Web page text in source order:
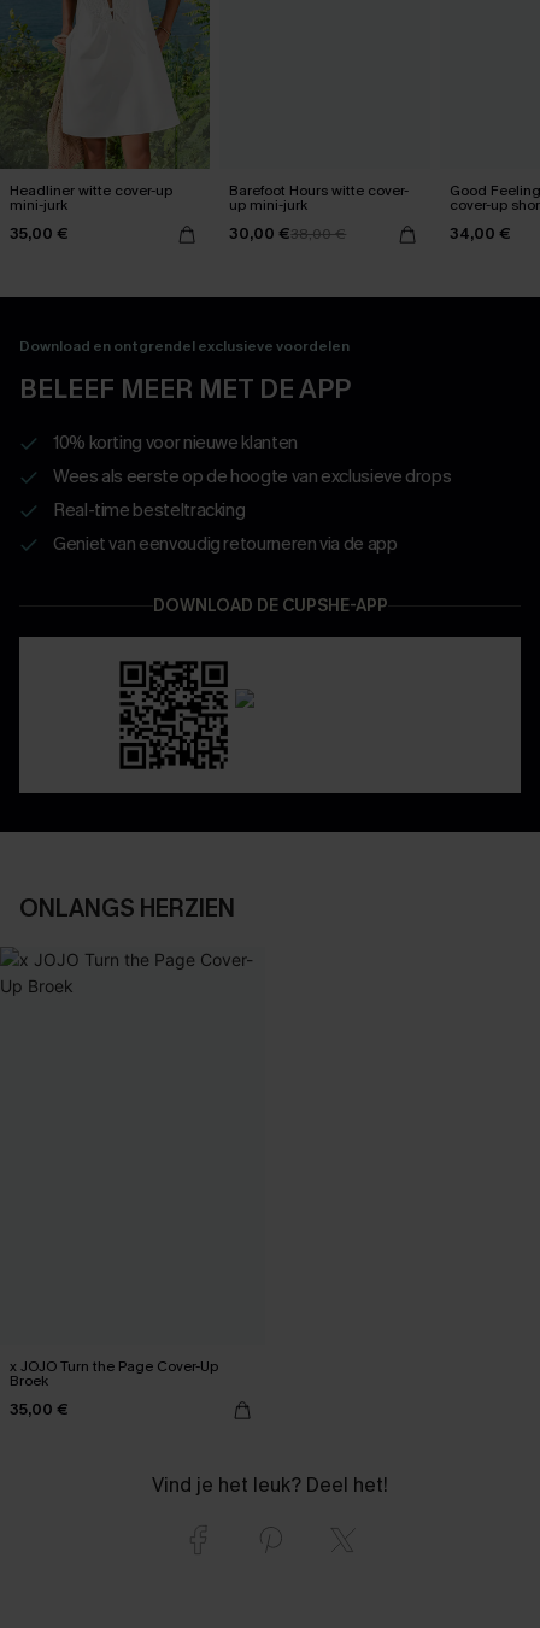
Headliner witte cover-up
mini-jurk
35,00 €
Barefoot Hours witte cover-
up mini-jurk
30,00 €38,00 €
Good
cover-up
34,00 €
Download en ontgrendel exclusieve voordelen
BELEEF MEER MET DE APP
10% korting voor nieuwe klanten
Wees als eerste op de hoogte van exclusieve drops
Real-time besteltracking
Geniet van eenvoudig retourneren via de app
DOWNLOAD DE CUPSHE-APP
ONLANGS HERZIEN
x JOJO Turn the Page Cover-Up
Broek
35,00 €
Vind je het leuk? Deel het!